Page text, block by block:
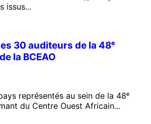
issus...
30 auditeurs de la 48ᵉ
la BCEAO
représentés au sein de la 48ᵉ
du Centre Ouest Africain...